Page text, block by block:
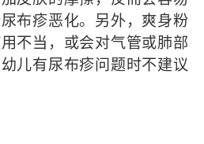
布疹恶化。另外，爽身粉
不当，或会对气管或肺部
儿有尿布疹问题时不建议